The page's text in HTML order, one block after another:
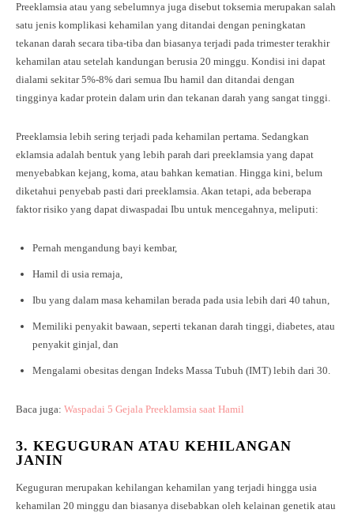
Preeklamsia atau yang sebelumnya juga disebut toksemia merupakan salah
satu jenis komplikasi kehamilan yang ditandai dengan peningkatan
tekanan darah secara tiba-tiba dan biasanya terjadi pada trimester terakhir
kehamilan atau setelah kandungan berusia 20 minggu. Kondisi ini dapat
dialami sekitar 5%-8% dari semua Ibu hamil dan ditandai dengan
tingginya kadar protein dalam urin dan tekanan darah yang sangat tinggi.
Preeklamsia lebih sering terjadi pada kehamilan pertama. Sedangkan
eklamsia adalah bentuk yang lebih parah dari preeklamsia yang dapat
menyebabkan kejang, koma, atau bahkan kematian. Hingga kini, belum
diketahui penyebab pasti dari preeklamsia. Akan tetapi, ada beberapa
faktor risiko yang dapat diwaspadai Ibu untuk mencegahnya, meliputi:
Pernah mengandung bayi kembar,
Hamil di usia remaja,
Ibu yang dalam masa kehamilan berada pada usia lebih dari 40 tahun,
Memiliki penyakit bawaan, seperti tekanan darah tinggi, diabetes, atau
penyakit ginjal, dan
Mengalami obesitas dengan Indeks Massa Tubuh (IMT) lebih dari 30.
Baca juga: Waspadai 5 Gejala Preeklamsia saat Hamil
3. KEGUGURAN ATAU KEHILANGAN
JANIN
Keguguran merupakan kehilangan kehamilan yang terjadi hingga usia
kehamilan 20 minggu dan biasanya disebabkan oleh kelainan genetik atau